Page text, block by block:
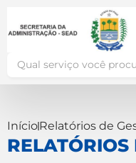
InícioRelatórios de
RELATÓRIOS